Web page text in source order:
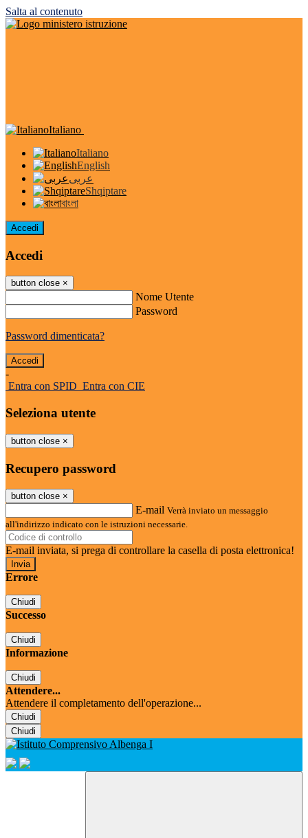
Salta al contenuto
Italiano
Italiano
English
عربى
Shqiptare
বাংলা
Accedi
Accedi
button close ×
Nome Utente
Password
Password dimenticata?
-
Entra con SPID Entra con CIE
Seleziona utente
button close ×
Recupero password
button close ×
E-mail Verrà inviato un messaggio
all'indirizzo indicato con le istruzioni necessarie.
E-mail inviata, si prega di controllare la casella di posta elettronica!
Errore
Chiudi
Successo
Chiudi
Informazione
Chiudi
Attendere...
Attendere il completamento dell'operazione...
Chiudi
Chiudi